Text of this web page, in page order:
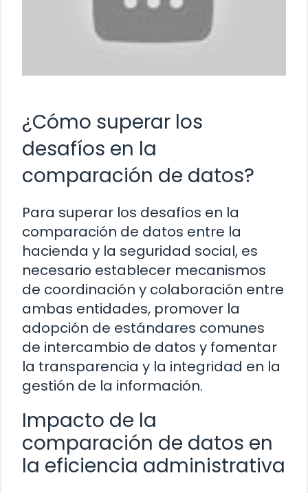
¿Cómo superar los
desafíos en la
comparación de datos?
Para superar los desafíos en la
comparación de datos entre la
hacienda y la seguridad social, es
necesario establecer mecanismos
de coordinación y colaboración entre
ambas entidades, promover la
adopción de estándares comunes
de intercambio de datos y fomentar
la transparencia y la integridad en la
gestión de la información.
Impacto de la
comparación de datos en
la eficiencia administrativa